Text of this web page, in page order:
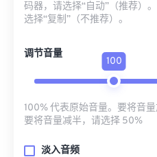
码器，请选择“自动”（推荐）
选择“复制”（不推荐）。
调节音量
100
100% 代表原始音量。要将音
要将音量减半，请选择 50%
淡入音频